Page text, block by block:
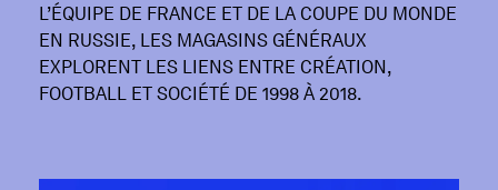
L’ÉQUIPE DE FRANCE ET DE LA COUPE DU MONDE
EN RUSSIE, LES MAGASINS GÉNÉRAUX
EXPLORENT LES LIENS ENTRE CRÉATION,
FOOTBALL ET SOCIÉTÉ DE 1998 À 2018.